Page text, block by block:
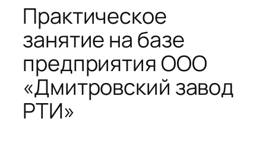
Практическое
занятие на базе
предприятия ООО
«Дмитровский завод
РТИ»